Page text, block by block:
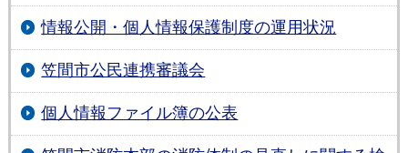
情報公開・個人情報保護制度の運用状況
笠間市公民連携審議会
個人情報ファイル簿の公表